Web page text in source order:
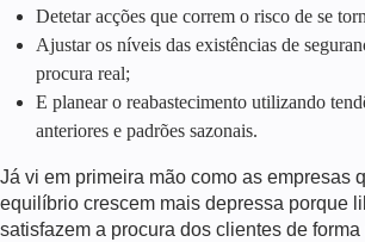
Detetar acções que correm o risco de se
Ajustar os níveis das existências de
procura real;
E planear o reabastecimento utilizando
anteriores e padrões sazonais.
Já vi em primeira mão como as empresas
equilíbrio crescem mais depressa porque
satisfazem a procura dos clientes de